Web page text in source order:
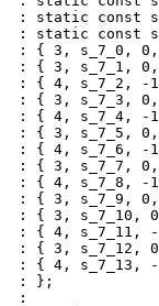
: static const
: static const
: { 3, s_7_0,
: { 3, s_7_1,
: { 4, s_7_2, -
: { 3, s_7_3,
: { 4, s_7_4, -
: { 3, s_7_5,
: { 4, s_7_6, -
: { 3, s_7_7,
: { 4, s_7_8, -
: { 3, s_7_9,
: { 3, s_7_10,
: { 4, s_7_11,
: { 3, s_7_12,
: { 4, s_7_13,
: };
: